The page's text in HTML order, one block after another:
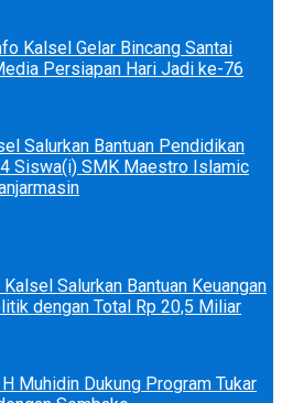
Kalsel Gelar Bincang Santai
Persiapan Hari Jadi ke-76
Salurkan Bantuan Pendidikan
Siswa(i) SMK Maestro Islamic
Salurkan Bantuan Keuangan
dengan Total Rp 20,5 Miliar
Muhidin Dukung Program Tukar